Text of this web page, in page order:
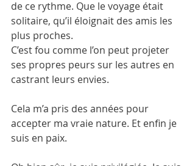
de ce rythme. Que le voyage était
solitaire, qu’il éloignait des amis les
plus proches.
C’est fou comme l’on peut projeter
ses propres peurs sur les autres en
castrant leurs envies.
Cela m’a pris des années pour
accepter ma vraie nature. Et enfin je
suis en paix.